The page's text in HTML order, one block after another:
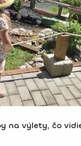
na výlety, čo